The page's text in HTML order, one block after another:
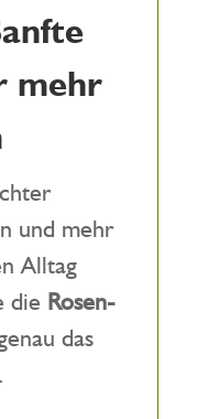
mehr
und mehr
Alltag
die Rosen-
das